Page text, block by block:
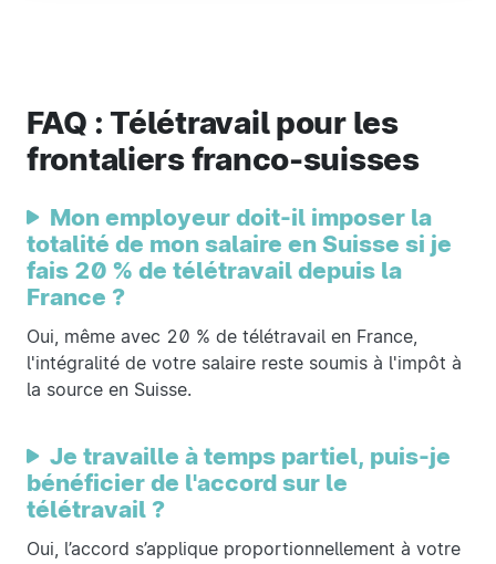
FAQ : Télétravail pour les
frontaliers franco-suisses
Mon employeur doit-il imposer la
totalité de mon salaire en Suisse si je
fais 20 % de télétravail depuis la
France ?
Oui, même avec 20 % de télétravail en France,
l'intégralité de votre salaire reste soumis à l'impôt à
la source en Suisse.
Je travaille à temps partiel, puis-je
bénéficier de l'accord sur le
télétravail ?
Oui, l’accord s’applique proportionnellement à votre